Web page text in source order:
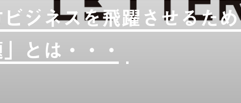
ジネスを飛躍させるた
とは・・・